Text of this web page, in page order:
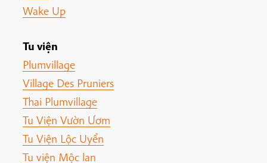
Wake Up
Tu viện
Plumvillage
Village Des Pruniers
Thai Plumvillage
Tu Viện Vườn Ươm
Tu Viện Lộc Uyển
Tu viện Mộc lan